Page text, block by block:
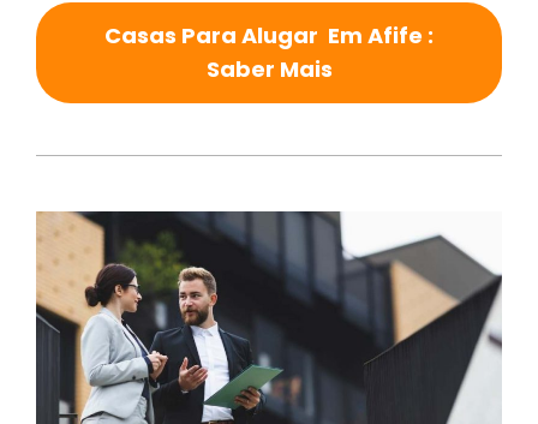
Casas Para Alugar Em Afife :
Saber Mais